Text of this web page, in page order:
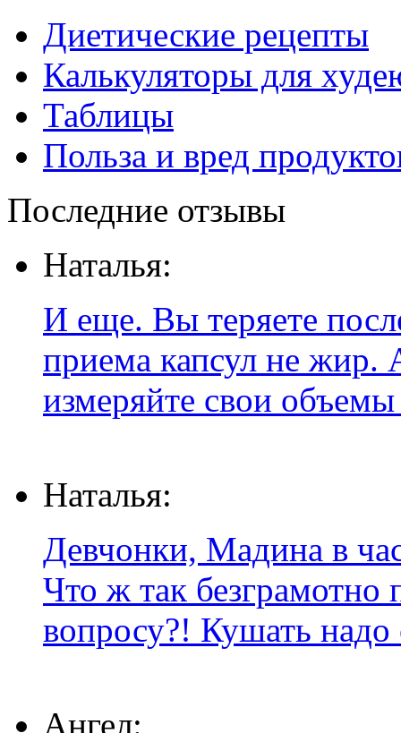
Диетические рецепты
Калькуляторы для
Таблицы
Польза и вред
Последние отзывы
Наталья:
И еще. Вы теряете
приема капсул не жир.
измеряйте свои
Наталья:
Девчонки, Мадина в
Что ж так безграмотно
вопросу?! Кушать надо
Ангел: